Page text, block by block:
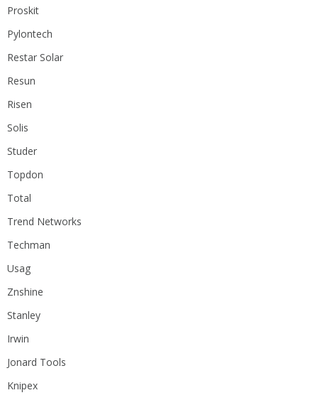
Proskit
Pylontech
Restar Solar
Resun
Risen
Solis
Studer
Topdon
Total
Trend Networks
Techman
Usag
Znshine
Stanley
Irwin
Jonard Tools
Knipex